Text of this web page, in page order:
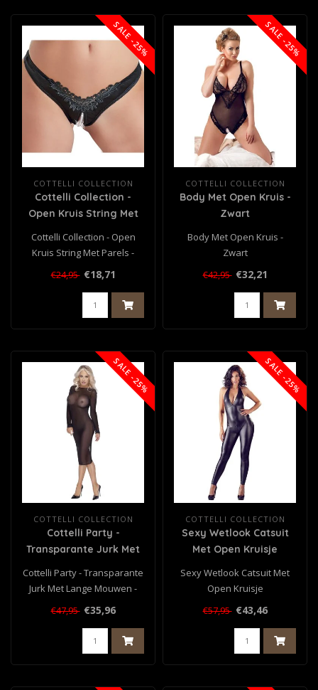
SALE -25%
COTTELLI COLLECTION
Cottelli Collection -
Open Kruis String Met
Cottelli Collection - Open
Kruis String Met Parels -
Zwart
€24,95 €18,71
SALE -25%
COTTELLI COLLECTION
Body Met Open Kruis -
Zwart
Body Met Open Kruis -
Zwart
€42,95 €32,21
SALE -25%
COTTELLI COLLECTION
Cottelli Party -
Transparante Jurk Met
Cottelli Party - Transparante
Jurk Met Lange Mouwen -
Zwart
€47,95 €35,96
SALE -25%
COTTELLI COLLECTION
Sexy Wetlook Catsuit
Met Open Kruisje
Sexy Wetlook Catsuit Met
Open Kruisje
€57,95 €43,46